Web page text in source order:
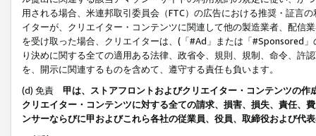
用される場合、米連邦取引委員会（FTC）の広告における推奨・証言
イターが、クリエイター・コンテンツに関連して他の製造業者、配信
を受け取った場合、クリエイターは、(「#Ad」または「#Sponsored
り決めに関する全ての適用ある法律、政省令、規則、規制、命令、許
を、開示に関連するものを含めて、遵守する責任も負います。
(d) 免責 甲は、ストアフロントおよびクリエイター・コンテンツの
クリエイター・コンテンツに対する全ての請求、損害、損失、責任、
ンサーならびに甲およびこれら各社の従業員、役員、取締役および代